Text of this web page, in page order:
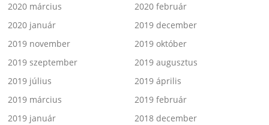
2020 március
2020 február
2020 január
2019 december
2019 november
2019 október
2019 szeptember
2019 augusztus
2019 július
2019 április
2019 március
2019 február
2019 január
2018 december